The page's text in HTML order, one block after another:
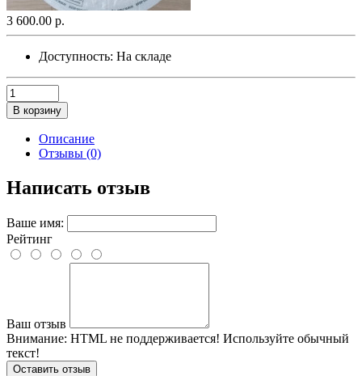
3 600.00 р.
Доступность: На складе
В корзину
Описание
Отзывы (0)
Написать отзыв
Ваше имя:
Рейтинг
Ваш отзыв
Внимание: HTML не поддерживается! Используйте обычный
текст!
Оставить отзыв